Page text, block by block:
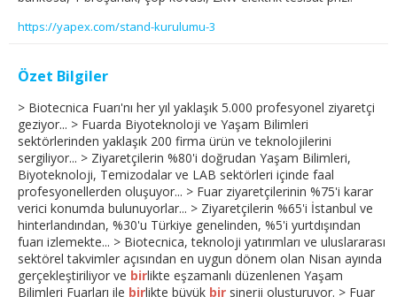
https://yapex.com/stand-kurulumu-3
Özet Bilgiler
> Biotecnica Fuarı'nı her yıl yaklaşık 5.000 profesyonel ziyaretçi
geziyor... > Fuarda Biyoteknoloji ve Yaşam Bilimleri
sektörlerinden yaklaşık 200 firma ürün ve teknolojilerini
sergiliyor... > Ziyaretçilerin %80'i doğrudan Yaşam Bilimleri,
Biyoteknoloji, Temizodalar ve LAB sektörleri içinde faal
profesyonellerden oluşuyor... > Fuar ziyaretçilerinin %75'i karar
verici konumda bulunuyorlar... > Ziyaretçilerin %65'i İstanbul ve
hinterlandından, %30'u Türkiye genelinden, %5'i yurtdışından
fuarı izlemekte... > Biotecnica, teknoloji yatırımları ve uluslararası
sektörel takvimler açısından en uygun dönem olan Nisan ayında
gerçekleştiriliyor ve birlikte eşzamanlı düzenlenen Yaşam
Bilimleri Fuarları ile birlikte büyük bir sinerji oluşturuyor. > Fuar